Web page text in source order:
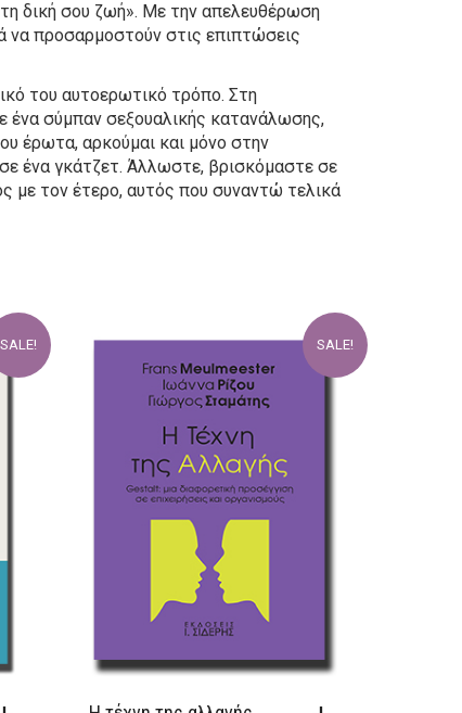
τη δική σου ζωή». Με την απελευθέρωση
να προσαρμοστούν στις επιπτώσεις
του αυτοερωτικό τρόπο. Στη
ένα σύμπαν σεξουαλικής κατανάλωσης,
έρωτα, αρκούμαι και μόνο στην
ένα γκάτζετ. Άλλωστε, βρισκόμαστε σε
με τον έτερο, αυτός που συναντώ τελικά
SALE! SALE!